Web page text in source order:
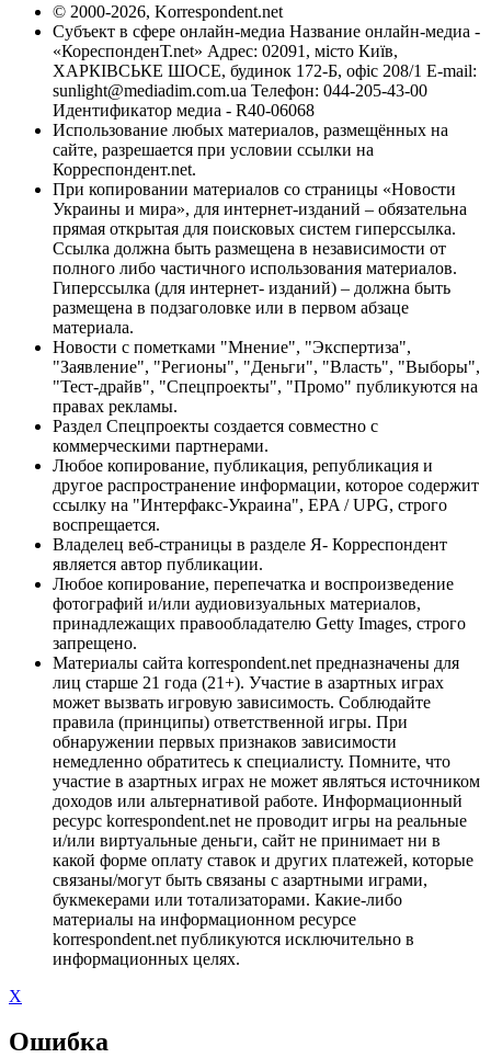
© 2000-2026, Korrespondent.net
Субъект в сфере онлайн-медиа Название онлайн-медиа -
«КореспонденТ.net» Адрес: 02091, місто Київ,
ХАРКІВСЬКЕ ШОСЕ, будинок 172-Б, офіс 208/1 E-mail:
sunlight@mediadim.com.ua Телефон: 044-205-43-00
Идентификатор медиа - R40-06068
Использование любых материалов, размещённых на
сайте, разрешается при условии ссылки на
Корреспондент.net.
При копировании материалов со страницы «Новости
Украины и мира», для интернет-изданий – обязательна
прямая открытая для поисковых систем гиперссылка.
Ссылка должна быть размещена в независимости от
полного либо частичного использования материалов.
Гиперссылка (для интернет- изданий) – должна быть
размещена в подзаголовке или в первом абзаце
материала.
Новости с пометками "Мнение", "Экспертиза",
"Заявление", "Регионы", "Деньги", "Власть", "Выборы",
"Тест-драйв", "Спецпроекты", "Промо" публикуются на
правах рекламы.
Раздел Спецпроекты создается совместно с
коммерческими партнерами.
Любое копирование, публикация, републикация и
другое распространение информации, которое содержит
ссылку на "Интерфакс-Украина", EPA / UPG, строго
воспрещается.
Владелец веб-страницы в разделе Я- Корреспондент
является автор публикации.
Любое копирование, перепечатка и воспроизведение
фотографий и/или аудиовизуальных материалов,
принадлежащих правообладателю Getty Images, строго
запрещено.
Материалы сайта korrespondent.net предназначены для
лиц старше 21 года (21+). Участие в азартных играх
может вызвать игровую зависимость. Соблюдайте
правила (принципы) ответственной игры. При
обнаружении первых признаков зависимости
немедленно обратитесь к специалисту. Помните, что
участие в азартных играх не может являться источником
доходов или альтернативой работе. Информационный
ресурс korrespondent.net не проводит игры на реальные
и/или виртуальные деньги, сайт не принимает ни в
какой форме оплату ставок и других платежей, которые
связаны/могут быть связаны с азартными играми,
букмекерами или тотализаторами. Какие-либо
материалы на информационном ресурсе
korrespondent.net публикуются исключительно в
информационных целях.
X
Ошибка